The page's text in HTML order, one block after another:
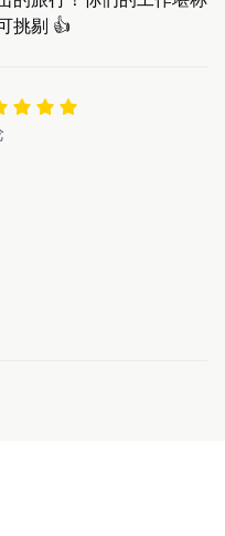
挑剔 👍